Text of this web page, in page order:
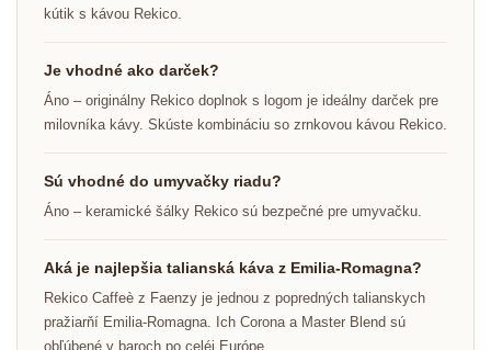
kútik s kávou Rekico.
Je vhodné ako darček?
Áno – originálny Rekico doplnok s logom je ideálny darček pre
milovníka kávy. Skúste kombináciu so zrnkovou kávou Rekico.
Sú vhodné do umyvačky riadu?
Áno – keramické šálky Rekico sú bezpečné pre umyvačku.
Aká je najlepšia talianská káva z Emilia-Romagna?
Rekico Caffeè z Faenzy je jednou z popredných talianskych
pražiarňí Emilia-Romagna. Ich Corona a Master Blend sú
obľúbené v baroch po celéj Európe.